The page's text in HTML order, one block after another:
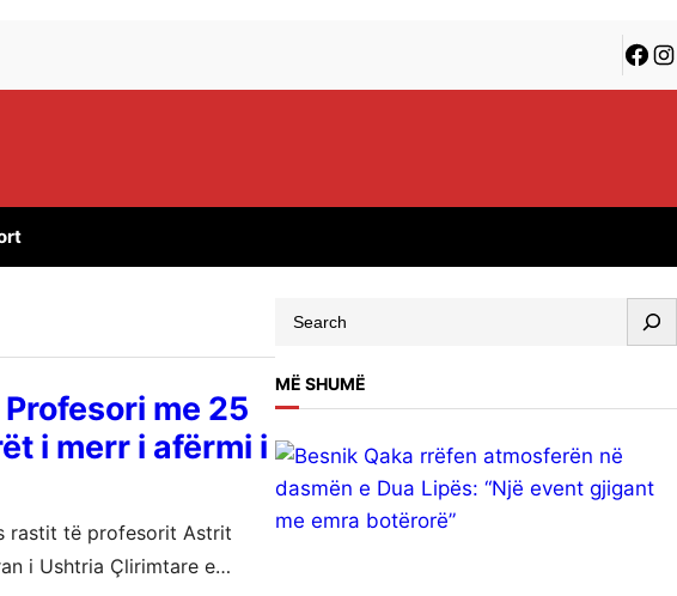
me 25
i merr i afërmi i
rastit të profesorit Astrit
i Ushtria Çlirimtare e…
a
r
c
MË SHUMË